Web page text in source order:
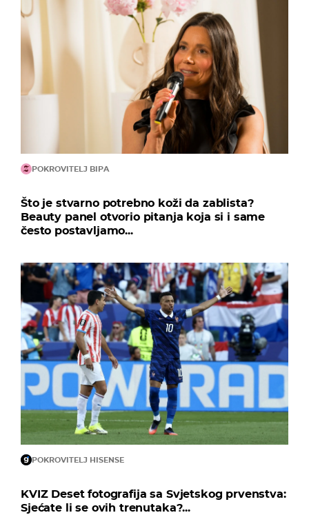
POKROVITELJ BIPA
Što je stvarno potrebno koži da zablista?
Beauty panel otvorio pitanja koja si i same
često postavljamo...
POKROVITELJ HISENSE
KVIZ Deset fotografija sa Svjetskog prvenstva:
Sjećate li se ovih trenutaka?...